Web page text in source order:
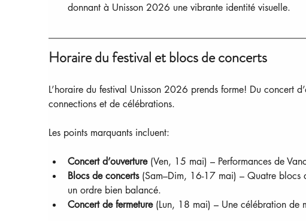
donnant à Unisson 2026 une vibrante identité visuelle.
Horaire du festival et blocs de concerts
L’horaire du festival Unisson 2026 prends forme! Du concert
connections et de célébrations.
Les points marquants incluent:
Concert d’ouverture (Ven, 15 mai) – Performances de
Blocs de concerts (Sam–Dim, 16-17 mai) – Quatre blocs
un ordre bien balancé.
Concert de fermeture (Lun, 18 mai) – Une célébration de